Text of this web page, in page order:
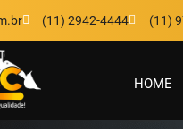
(11) 2942-4444 (11)
HOME